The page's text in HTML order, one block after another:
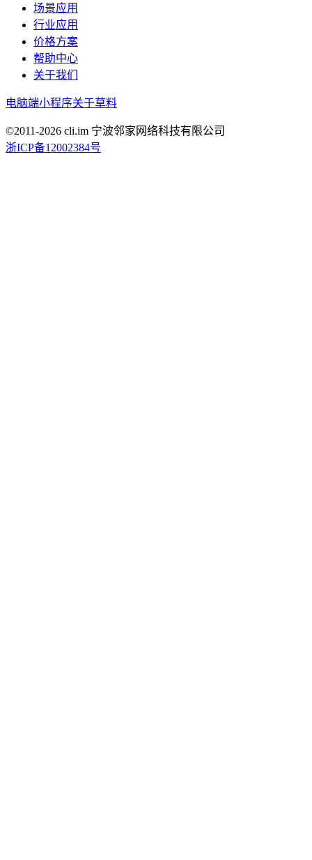
场景应用
行业应用
价格方案
帮助中心
关于我们
电脑端小程序关于草料
©2011-2026 cli.im 宁波邻家网络科技有限公司
浙ICP备12002384号